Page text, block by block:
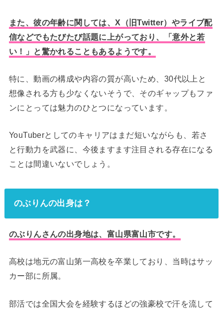
また、彼の年齢に関しては、X（旧Twitter）やライブ配
信などでもたびたび話題に上がっており、「意外と若
い！」と驚かれることもあるようです。
特に、動画の構成や内容の質が高いため、30代以上と
想像される方も少なくないそうで、そのギャップもファ
ンにとっては魅力のひとつになっています。
YouTuberとしてのキャリアはまだ短いながらも、若さ
と行動力を武器に、今後ますます注目される存在になる
ことは間違いないでしょう。
のぶりんの出身は？
のぶりんさんの出身地は、富山県富山市です。
高校は地元の富山第一高校を卒業しており、当時はサッ
カー部に所属。
部活では全国大会を経験するほどの強豪校で汗を流して